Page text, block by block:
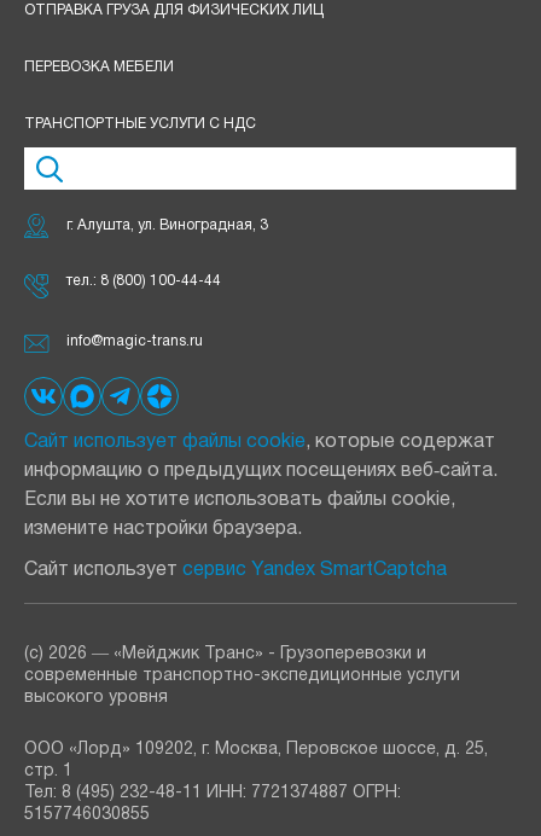
ОТПРАВКА ГРУЗА ДЛЯ ФИЗИЧЕСКИХ ЛИЦ
ПЕРЕВОЗКА МЕБЕЛИ
ТРАНСПОРТНЫЕ УСЛУГИ С НДС
г. Алушта, ул. Виноградная, 3
тел.: 8 (800) 100-44-44
info@magic-trans.ru
Сайт использует файлы cookie, которые содержат
информацию о предыдущих посещениях веб‑сайта.
Если вы не хотите использовать файлы cookie,
измените настройки браузера.
Сайт использует сервис Yandex SmartCaptcha
(с) 2026 ― «Мейджик Транс» - Грузоперевозки и
современные транспортно-экспедиционные услуги
высокого уровня
ООО «Лорд» 109202, г. Москва, Перовское шоссе, д. 25,
стр. 1
Тел: 8 (495) 232-48-11 ИНН: 7721374887 ОГРН:
5157746030855